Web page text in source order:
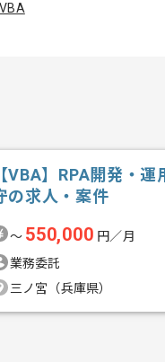
VBA
【VBA】RPA開発・運
の求人・案件
〜 550,000 円／月
業務委託
三ノ宮（兵庫県）